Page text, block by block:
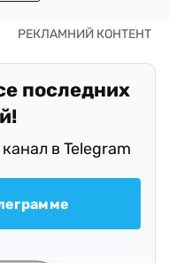
последних
в Telegram